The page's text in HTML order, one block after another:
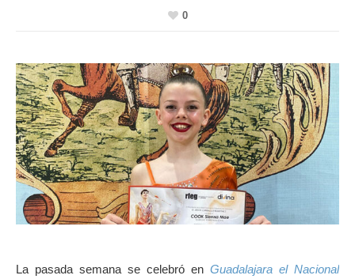
0
La pasada semana se celebró enGuadalajara el Nacional